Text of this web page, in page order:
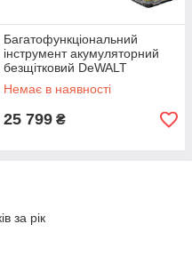
Багатофункціональний
інструмент акумуляторний
безщітковий DeWALT
DCS356S2T ємність
акумулятора 3.5 Аг 18 В
Немає в наявності
25 799 ₴
за рік